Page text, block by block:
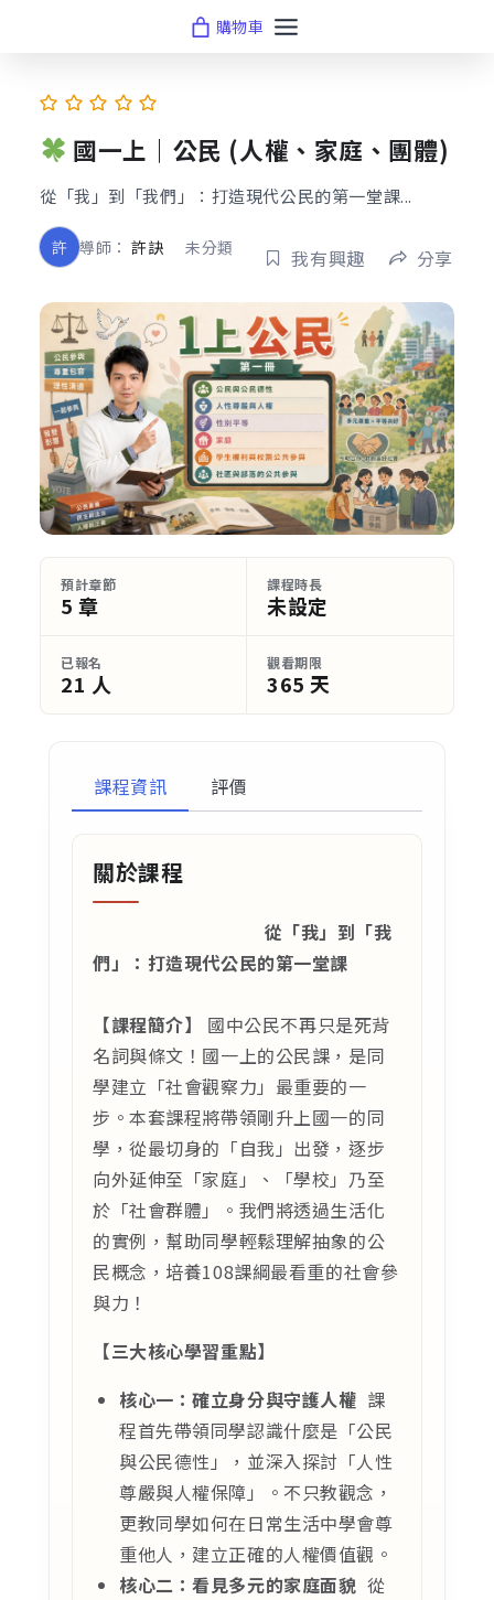
購物車
國一上｜公民 (人權、家庭、團體)
從「我」到「我們」：打造現代公民的第一堂課...
許 導師：許訣 未分類 我有興趣 分享
預計章節
5 章
課程時長
未設定
已報名
21 人
觀看期限
365 天
課程資訊 評價
關於課程
從「我」到「我
們」：打造現代公民的第一堂課
【課程簡介】
國中公民不再只是死背
名詞與條文！國一上的公民課，是同
學建立「社會觀察力」最重要的一
步。本套課程將帶領剛升上國一的同
學，從最切身的「自我」出發，逐步
向外延伸至「家庭」、「學校」乃至
於「社會群體」。我們將透過生活化
的實例，幫助同學輕鬆理解抽象的公
民概念，培養108課綱最看重的社會參
與力！
【三大核心學習重點】
核心一：確立身分與守護人權 課
程首先帶領同學認識什麼是「公民
與公民德性」，並深入探討「人性
尊嚴與人權保障」。不只教觀念，
更教同學如何在日常生活中學會尊
重他人，建立正確的人權價值觀。
核心二：看見多元的家庭面貌 從